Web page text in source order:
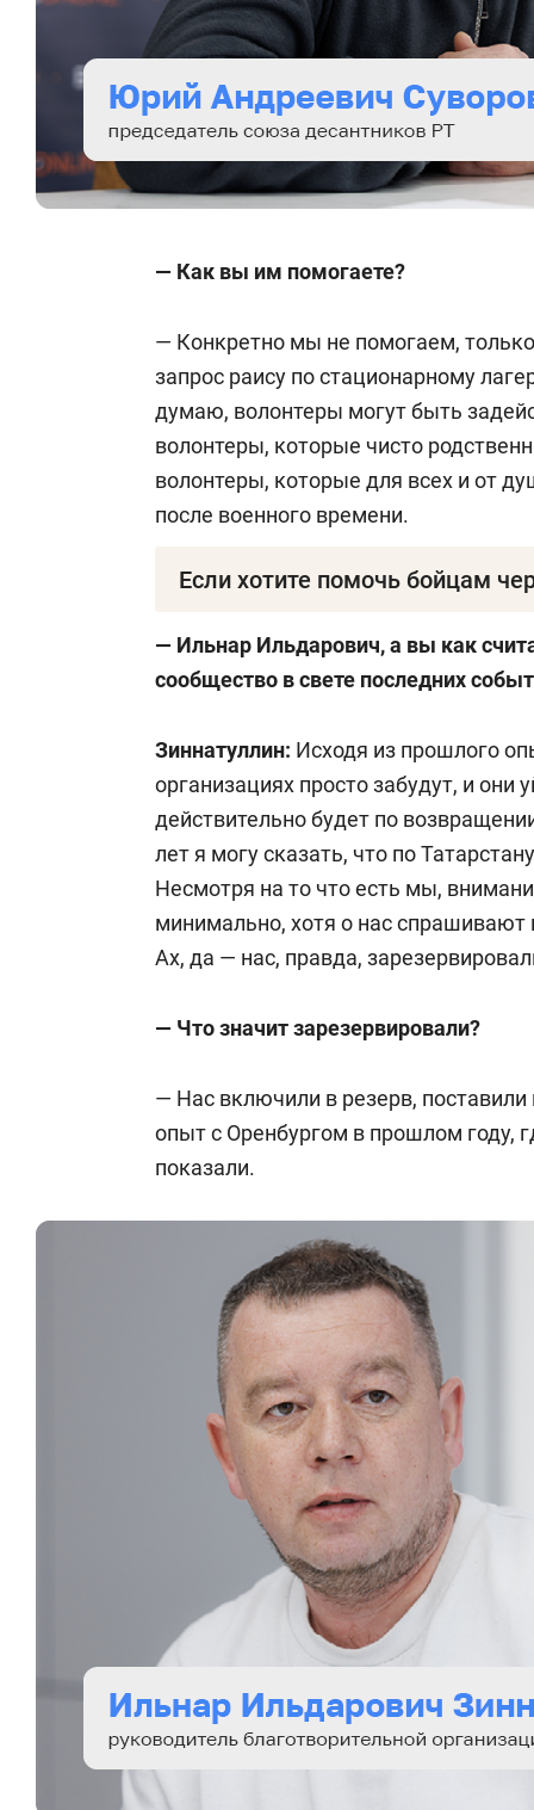
— Как вы им помогаете?
— Конкретно мы не помогаем,
запрос раису по стационарному
думаю, волонтеры могут быть
волонтеры, которые чисто
волонтеры, которые для всех и от
после военного времени.
Если хотите помочь бойцам
КПП: 165801001
Корсчет: 30101810600000000603
КПП банка: 165502001
— Ильнар Ильдарович, а вы как
сообщество в свете последних
Зиннатуллин: Исходя из прошлого
организациях просто забудут, и они
действительно будет по
лет я могу сказать, что по
Несмотря на то что есть мы,
минимально, хотя о нас спрашивают
Ах, да — нас, правда,
— Что значит зарезервировали?
— Нас включили в резерв,
опыт с Оренбургом в прошлом году,
показали.